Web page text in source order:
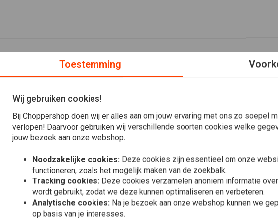
(0 beoordelingen)
0
0
Breed
Toestemming
Wij gebruiken cookies!
Bij Choppershop doen wij er alles aan om jouw ervaring met ons zo soepel
verlopen! Daarvoor gebruiken wij verschillende soorten cookies welke
jouw bezoek aan onze webshop.
Noodzakelijke cookies: Deze cookies zijn essentieel om onze
functioneren, zoals het mogelijk maken van de zoekbalk.
Tracking cookies: Deze cookies verzamelen anoniem informatie
wordt gebruikt, zodat we deze kunnen optimaliseren en verbeteren.
Analytische cookies: Na je bezoek aan onze webshop kunnen we
op basis van je interesses.